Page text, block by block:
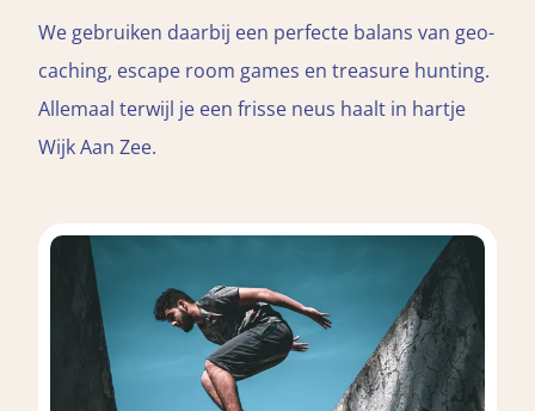
We gebruiken daarbij een perfecte balans van geo-
caching, escape room games en treasure hunting.
Allemaal terwijl je een frisse neus haalt in hartje
Wijk Aan Zee.